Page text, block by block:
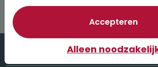
Accepterenvan
Alleen